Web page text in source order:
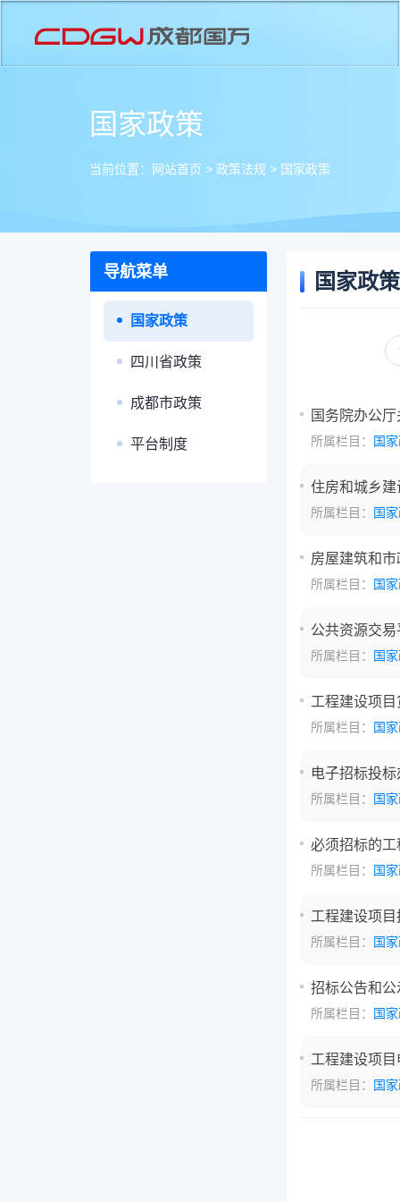
国家政策
当前位置： 网站首页 > 政策法规 > 国家政策
导航菜单
国家政策
四川省政策
成都市政策
平台制度
国家政策
国务院办公
所属栏目： 国
住房和城乡
所属栏目： 国
房屋建筑和
所属栏目： 国
公共资源交
所属栏目： 国
工程建设项
所属栏目： 国
电子招标投标
所属栏目： 国
必须招标的
所属栏目： 国
工程建设项
所属栏目： 国
招标公告和
所属栏目： 国
工程建设项
所属栏目： 国